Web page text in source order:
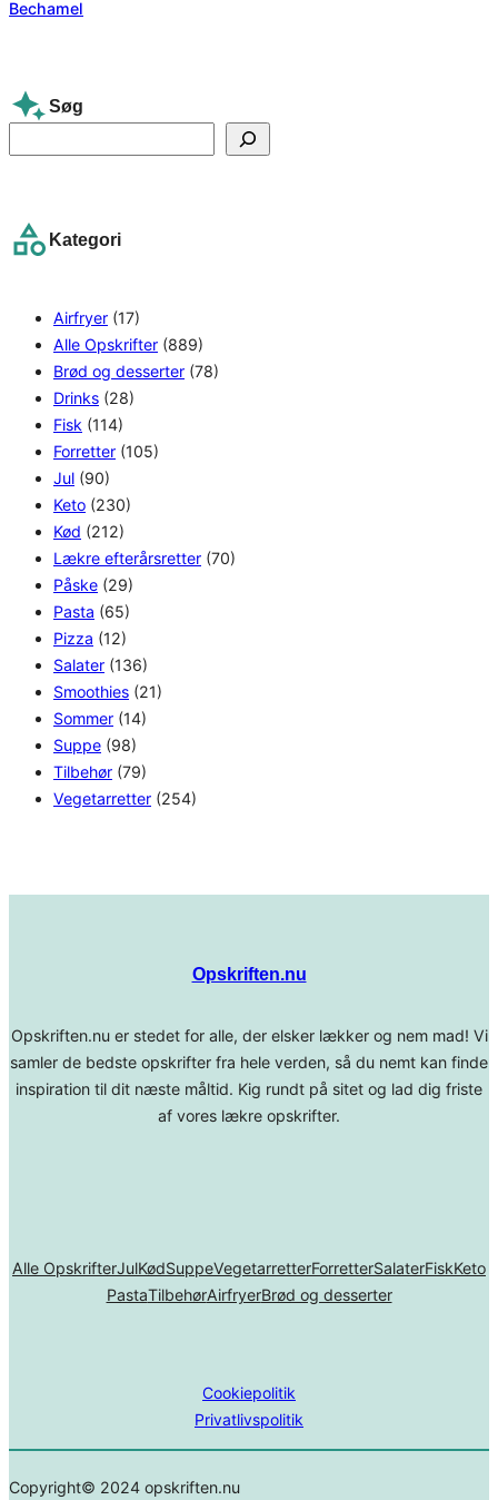
Søg
e
c
Kategori
Airfryer (17)
Alle Opskrifter (889)
Brød og desserter (78)
Drinks (28)
Fisk (114)
Forretter (105)
Jul (90)
Keto (230)
Kød (212)
Lækre efterårsretter (70)
Påske (29)
Pasta (65)
Pizza (12)
Salater (136)
Smoothies (21)
Sommer (14)
Suppe (98)
Tilbehør (79)
Vegetarretter (254)
Opskriften.nu
Opskriften.nu er stedet for alle, der elsker lækker og nem mad! Vi
samler de bedste opskrifter fra hele verden, så du nemt kan finde
inspiration til dit næste måltid. Kig rundt på sitet og lad dig friste
af vores lækre opskrifter.
Alle OpskrifterJulKødSuppeVegetarretterForretterSalaterFiskKeto
PastaTilbehørAirfryerBrød og desserter
Cookiepolitik
Privatlivspolitik
Copyright© 2024 opskriften.nu